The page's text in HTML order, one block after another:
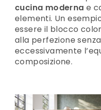
cucina moderna e
elementi. Un
essere il blocco
alla perfezione
eccessivamente
composizione.